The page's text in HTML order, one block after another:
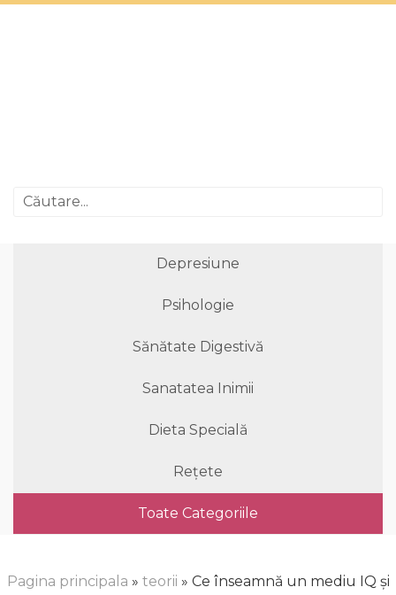
Depresiune
Psihologie
Sănătate Digestivă
Sanatatea Inimii
Dieta Specială
Rețete
Toate Categoriile
Pagina principala » teorii » Ce înseamnă un mediu IQ și